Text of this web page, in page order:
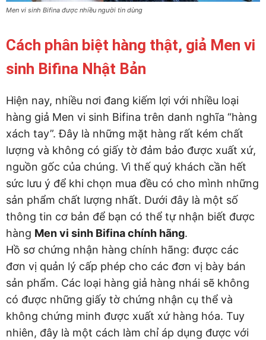
Men vi sinh Bifina được nhiều người tin dùng
Cách phân biệt hàng thật, giả Men vi
sinh Bifina Nhật Bản
Hiện nay, nhiều nơi đang kiếm lợi với nhiều loại
hàng giả Men vi sinh Bifina trên danh nghĩa “hàng
xách tay”. Đây là những mặt hàng rất kém chất
lượng và không có giấy tờ đảm bảo được xuất xứ,
nguồn gốc của chúng. Vì thế quý khách cần hết
sức lưu ý để khi chọn mua đều có cho mình những
sản phẩm chất lượng nhất. Dưới đây là một số
thông tin cơ bản để bạn có thể tự nhận biết được
hàng Men vi sinh Bifina chính hãng.
Hồ sơ chứng nhận hàng chính hãng: được các
đơn vị quản lý cấp phép cho các đơn vị bày bán
sản phẩm. Các loại hàng giả hàng nhái sẽ không
có được những giấy tờ chứng nhận cụ thể và
không chứng minh được xuất xứ hàng hóa. Tuy
nhiên, đây là một cách làm chỉ áp dụng được với